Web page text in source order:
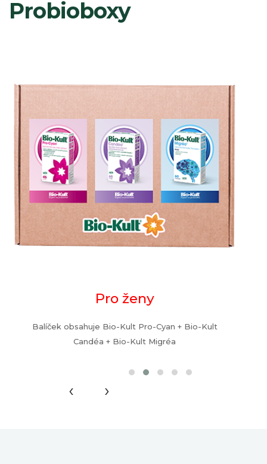
Probioboxy
Pro ženy
Balíček obsahuje Bio-Kult Pro-Cyan + Bio-Kult
Candéa + Bio-Kult Migréa
‹ ›